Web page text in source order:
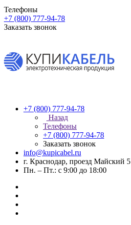
Телефоны
+7 (800) 777-94-78
Заказать звонок
+7 (800) 777-94-78
Назад
Телефоны
+7 (800) 777-94-78
Заказать звонок
info@kupicabel.ru
г. Краснодар, проезд Майский 5
Пн. – Пт.: с 9:00 до 18:00